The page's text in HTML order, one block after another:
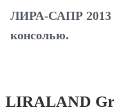
ЛИРА-САПР 2013
консолью.
LIRALAND